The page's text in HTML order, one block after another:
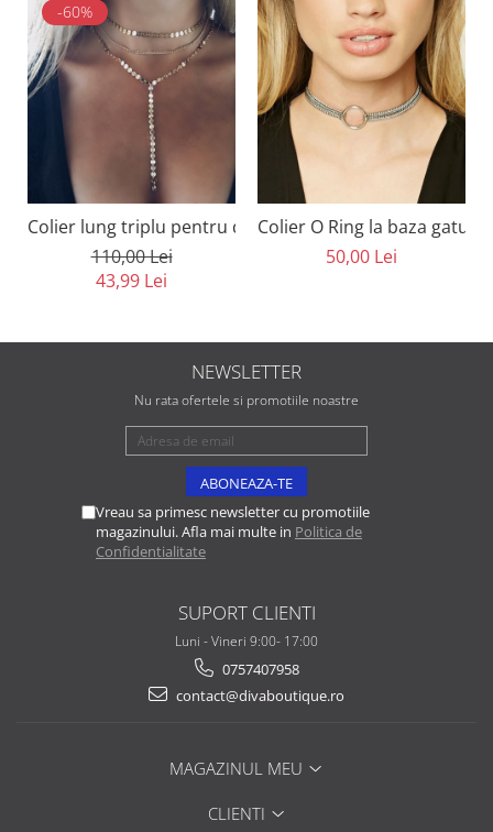
-60%
Colier lung triplu pentru decolteu cu cristale
110,00 Lei
43,99 Lei
Colier O Ring la baza
50,00 Lei
NEWSLETTER
Nu rata ofertele si promotiile noastre
Vreau sa primesc newsletter cu promotiile
magazinului. Afla mai multe in Politica de
Confidentialitate
SUPORT CLIENTI
Luni - Vineri 9:00- 17:00
0757407958
contact@divaboutique.ro
MAGAZINUL MEU
CLIENTI